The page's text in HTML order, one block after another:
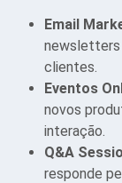
Email
newsletters
clientes.
Eventos
novos
interação.
Q&A
responde